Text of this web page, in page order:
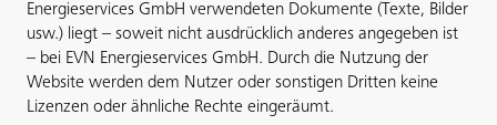
Energieservices GmbH verwendeten Dokumente (Texte, Bilder
usw.) liegt – soweit nicht ausdrücklich anderes angegeben ist
– bei EVN Energieservices GmbH. Durch die Nutzung der
Website werden dem Nutzer oder sonstigen Dritten keine
Lizenzen oder ähnliche Rechte eingeräumt.